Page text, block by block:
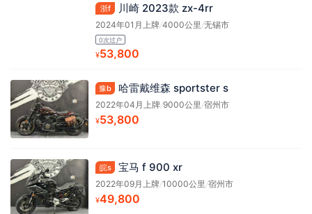
浙f 川崎 2023款 zx-4rr
2024年01月上牌/4000公里 /无锡市
0次过户
¥53,800
豫b 哈雷戴维森 sportster s
2022年04月上牌/9000公里 /宿州市
¥53,800
皖s 宝马 f 900 xr
2022年09月上牌/10000公里 /宿州市
¥49,800